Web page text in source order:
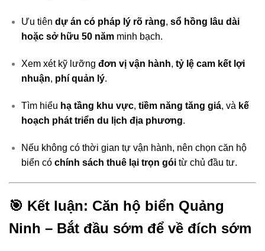
Ưu tiên dự án có pháp lý rõ ràng, sổ hồng lâu dài
hoặc sở hữu 50 nămminh bạch.
Xem xét kỹ lưỡng đơn vị vận hành, tỷ lệ cam kết lợi
nhuận, phí quản lý.
Tìm hiểu hạ tầng khu vực, tiềm năng tăng giá, và kế
hoạch phát triển du lịch địa phương.
Nếu không có thời gian tự vận hành, nên chọn căn hộ
biển có chính sách thuê lại trọn góitừ chủ đầu tư.
🎯 Kết luận: Căn hộ biển Quảng
Ninh – Bắt đầu sớm để về đích sớm